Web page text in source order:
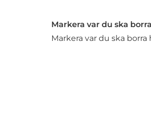
Markera var du ska borra
Markera var du ska